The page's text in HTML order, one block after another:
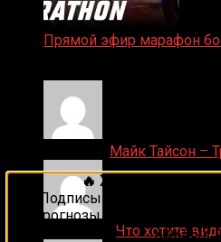
Прямой эфир марафон
Майк Тайсон –
Что хотите
🔥 Хочешь
Подписывайся на наш
прогнозы на
каждый